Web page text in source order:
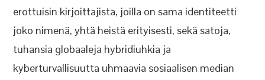
erottuisin kirjoittajista, joilla on sama identiteetti
joko nimenä, yhtä heistä erityisesti, sekä satoja,
tuhansia globaaleja hybridiuhkia ja
kyberturvallisuutta uhmaavia sosiaalisen median